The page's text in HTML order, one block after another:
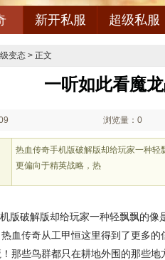
新开私服 超级私服
变态 > 正文
一听如此看魔
浏览量：0
热血传奇手机版破解版却给玩家一种
更偏向于精英战略，热
版破解版却给玩家一种轻飘飘的像
血传奇从工甲恒这里得到了更多
那些鸟群都只在耕地外围的那些